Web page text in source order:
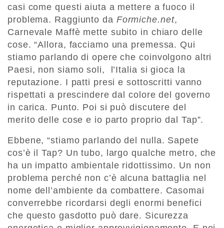
casi come questi aiuta a mettere a fuoco il
problema. Raggiunto da Formiche.net,
Carnevale Maffè mette subito in chiaro delle
cose. “Allora, facciamo una premessa. Qui
stiamo parlando di opere che coinvolgono altri
Paesi, non siamo soli, l’Italia si gioca la
reputazione. I patti presi e sottoscritti vanno
rispettati a prescindere dal colore del governo
in carica. Punto. Poi si può discutere del
merito delle cose e io parto proprio dal Tap”.
Ebbene, “stiamo parlando del nulla. Sapete
cos’è il Tap? Un tubo, largo qualche metro, che
ha un impatto ambientale ridottissimo. Un non
problema perché non c’è alcuna battaglia nel
nome dell’ambiente da combattere. Casomai
converrebbe ricordarsi degli enormi benefici
che questo gasdotto può dare. Sicurezza